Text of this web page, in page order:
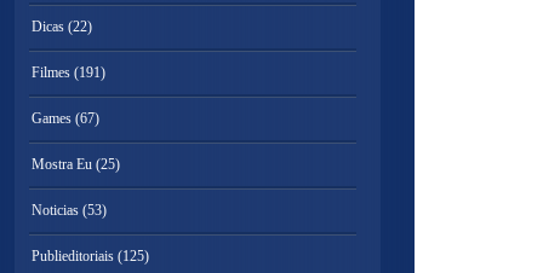
Dicas (22)
Filmes (191)
Games (67)
Mostra Eu (25)
Noticias (53)
Publieditoriais (125)